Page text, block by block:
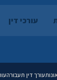
עורכי דין
עורך דין תעבורה